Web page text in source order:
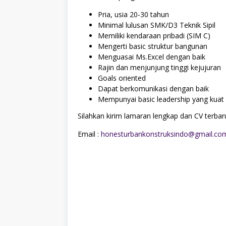
Pria, usia 20-30 tahun
Minimal lulusan SMK/D3 Teknik Sipil
Memiliki kendaraan pribadi (SIM C)
Mengerti basic struktur bangunan
Menguasai Ms.Excel dengan baik
Rajin dan menjunjung tinggi kejujuran
Goals oriented
Dapat berkomunikasi dengan baik
Mempunyai basic leadership yang kuat
Silahkan kirim lamaran lengkap dan CV
Email :